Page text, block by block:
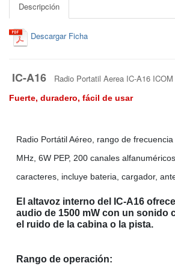
Descripción
Descargar Ficha
IC-A16 Radio Portatil Aerea IC-A16
Fuerte, duradero, fácil de usar
Radio Portátil Aéreo, rango de
MHz, 6W PEP, 200 canales
caracteres, incluye bateria, cargador,
El altavoz interno del IC-A16
audio de 1500 mW con un sonido
el ruido de la cabina o la pista.
Rango de operación: